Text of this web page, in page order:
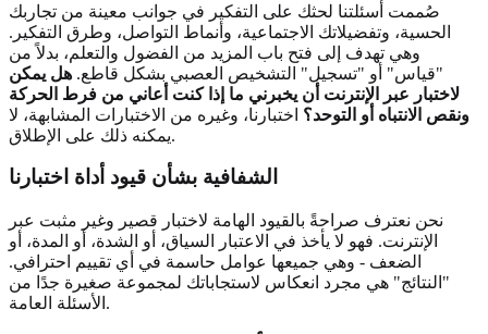
صُممت أسئلتنا لحثك على التفكير في جوانب معينة من تجاربك
الحسية، وتفضيلاتك الاجتماعية، وأنماط التواصل، وطرق التفكير.
وهي تهدف إلى فتح باب المزيد من الفضول والتعلم، بدلاً من
"قياس" أو "تسجيل" التشخيص العصبي بشكل قاطع. هل يمكن
لاختبار عبر الإنترنت أن يخبرني ما إذا كنت أعاني من فرط الحركة
ونقص الانتباه أو التوحد؟ اختبارنا، وغيره من الاختبارات المشابهة، لا
يمكنه ذلك على الإطلاق.
الشفافية بشأن قيود أداة اختبارنا
نحن نعترف صراحةً بالقيود الهامة لاختبار قصير وغير مثبت عبر
الإنترنت. فهو لا يأخذ في الاعتبار السياق، أو الشدة، أو المدة، أو
الضعف - وهي جميعها عوامل حاسمة في أي تقييم احترافي.
"النتائج" هي مجرد انعكاس لاستجاباتك لمجموعة صغيرة جدًا من
الأسئلة العامة.